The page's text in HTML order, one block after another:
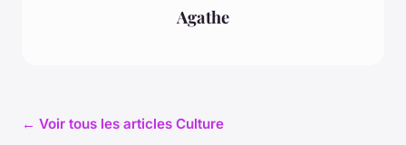
Agathe
← Voir tous les articles Culture